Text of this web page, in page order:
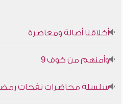
أخلاقنا أصالة ومعاصرة
وأمنهم من خوف 9
سلسلة محاضرات نفحات رمضانية